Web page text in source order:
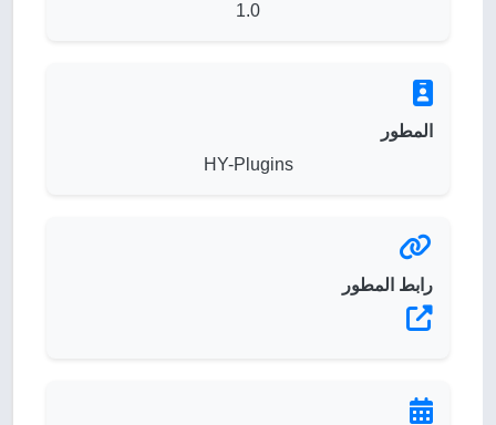
1.0
المطور
HY-Plugins
رابط المطور